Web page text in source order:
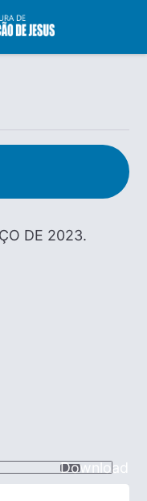
DE 2023.
Download